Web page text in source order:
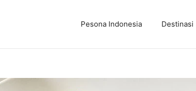
Pesona Indonesia Destinasi